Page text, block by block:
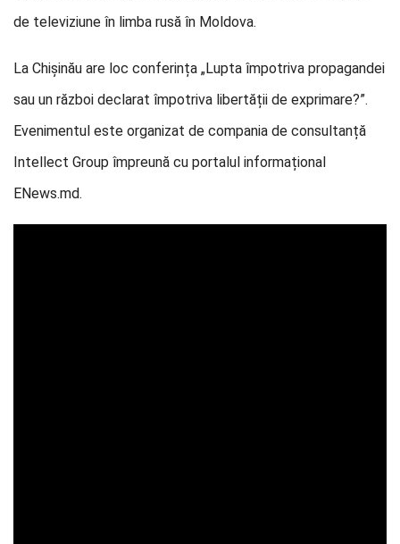
de televiziune în limba rusă în Moldova.
La Chișinău are loc conferința „Lupta împotriva propagandei
sau un război declarat împotriva libertății de exprimare?”.
Evenimentul este organizat de compania de consultanță
Intellect Group împreună cu portalul informațional
ENews.md.